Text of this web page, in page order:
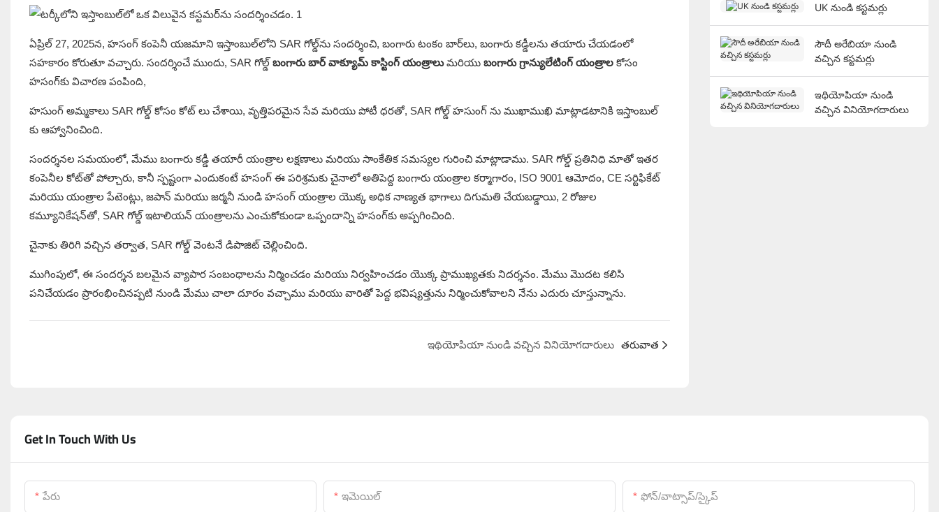
ఏప్రిల్ 27, 2025న, హసంగ్ కంపెనీ యజమాని ఇస్తాంబుల్‌లోని SAR గోల్డ్‌ను సందర్శించి, బంగారు టంకం బార్‌లు, బంగారు కడ్డీలను తయారు చేయడంలో
సహకారం కోరుతూ వచ్చారు. సందర్శించే ముందు, SAR గోల్డ్బంగారు బార్ వాక్యూమ్ కాస్టింగ్ యంత్రాలుమరియు బంగారు గ్రాన్యులేటింగ్ యంత్రాలకోసం
హసంగ్‌కు విచారణ పంపింది,
హసుంగ్ అమ్మకాలు SAR గోల్డ్ కోసం కోట్ లు చేశాయి, వృత్తిపరమైన సేవ మరియు పోటీ ధరతో, SAR గోల్డ్ హసుంగ్ ను ముఖాముఖి మాట్లాడటానికి ఇస్తాంబుల్
కు ఆహ్వానించింది.
సందర్శనల సమయంలో, మేము బంగారు కడ్డీ తయారీ యంత్రాల లక్షణాలు మరియు సాంకేతిక సమస్యల గురించి మాట్లాడాము. SAR గోల్డ్ ప్రతినిధి మాతో ఇతర
కంపెనీల కోట్‌తో పోల్చారు, కానీ స్పష్టంగా ఎందుకంటే హసంగ్ ఈ పరిశ్రమకు చైనాలో అతిపెద్ద బంగారు యంత్రాల కర్మాగారం, ISO 9001 ఆమోదం, CE సర్టిఫికేట్
మరియు యంత్రాల పేటెంట్లు, జపాన్ మరియు జర్మనీ నుండి హసంగ్ యంత్రాల యొక్క అధిక నాణ్యత భాగాలు దిగుమతి చేయబడ్డాయి, 2 రోజుల
కమ్యూనికేషన్‌తో, SAR గోల్డ్ ఇటాలియన్ యంత్రాలను ఎంచుకోకుండా ఒప్పందాన్ని హసంగ్‌కు అప్పగించింది.
చైనాకు తిరిగి వచ్చిన తర్వాత, SAR గోల్డ్ వెంటనే డిపాజిట్ చెల్లించింది.
ముగింపులో, ఈ సందర్శన బలమైన వ్యాపార సంబంధాలను నిర్మించడం మరియు నిర్వహించడం యొక్క ప్రాముఖ్యతకు నిదర్శనం. మేము మొదట కలిసి
పనిచేయడం ప్రారంభించినప్పటి నుండి మేము చాలా దూరం వచ్చాము మరియు వారితో పెద్ద భవిష్యత్తును నిర్మించుకోవాలని నేను ఎదురు చూస్తున్నాను.
ఇథియోపియా నుండి వచ్చిన వినియోగదారులు తరువాత
UK నుండి కస్టమర్లు
సౌదీ అరేబియా నుండి
వచ్చిన కస్టమర్లు
ఇథియోపియా నుండి
వచ్చిన వినియోగదారులు
Get In Touch With Us
పేరు ఇమెయిల్ ఫోన్/వాట్సాప్/స్కైప్